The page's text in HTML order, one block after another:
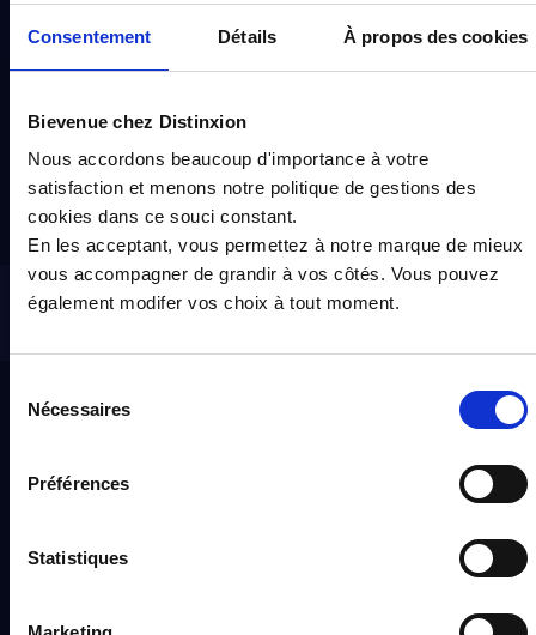
Consentement Détails À propos des cookies
Bievenue chez Distinxion
Nous accordons beaucoup d'importance à votre
satisfaction et menons notre politique de gestions des
cookies dans ce souci constant.
En les acceptant, vous permettez à notre marque de mieux
vous accompagner de grandir à vos côtés. Vous pouvez
également modifer vos choix à tout moment.
Nécessaires
Préférences
Statistiques
Créez une alerte afin de recevoir dans votre boite e-
mail toutes nouvelles annonces disponibles pour votre
recherche :
BMW I8 Hybride rechargeable
Créer une alerte
Pour les trajets courts, privilégiez la marche ou le vélo
À propos
Nos engagements